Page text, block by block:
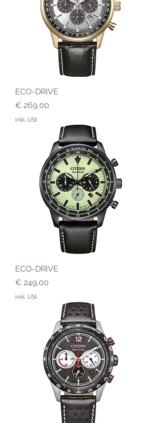
ECO-DRIVE
Preis
€ 269,00
inkl. USt
ECO-DRIVE
Preis
€ 249,00
inkl. USt